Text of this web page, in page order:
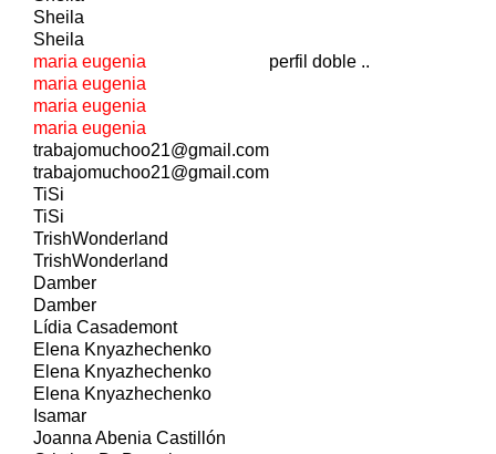
Sheila
Sheila
maria eugenia
perfil doble ..
maria eugenia
maria eugenia
maria eugenia
trabajomuchoo21@gmail.com
trabajomuchoo21@gmail.com
TiSi
TiSi
TrishWonderland
TrishWonderland
Damber
Damber
Lídia Casademont
Elena Knyazhechenko
Elena Knyazhechenko
Elena Knyazhechenko
Isamar
Joanna Abenia Castillón